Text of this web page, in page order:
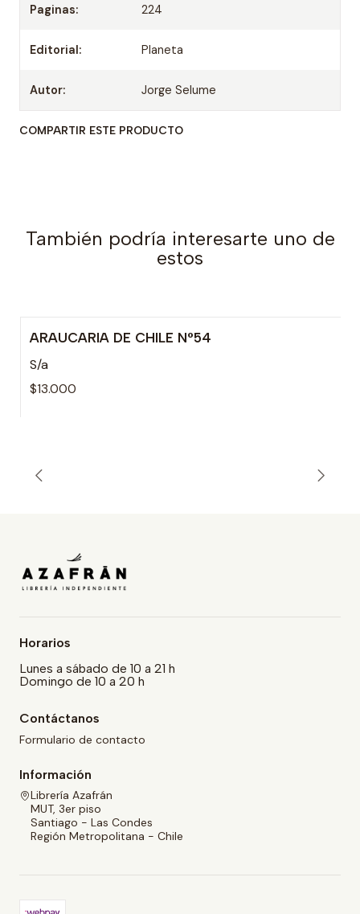
Paginas: 224
Editorial: Planeta
Autor: Jorge Selume
COMPARTIR ESTE PRODUCTO
También podría interesarte uno de
estos
Agotado
ARAUCARIA DE CHILE N°54
S/a
$13.000
Horarios
Lunes a sábado de 10 a 21 h
Domingo de 10 a 20 h
Contáctanos
Formulario de contacto
Información
Librería Azafrán
MUT, 3er piso
Santiago - Las Condes
Región Metropolitana - Chile